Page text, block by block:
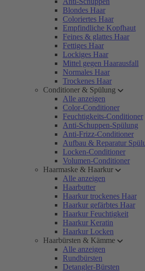
Blondes Haar
Coloriertes Haar
Empfindliche Kopfhaut
Feines & glattes Haar
Fettiges Haar
Lockiges Haar
Mittel gegen Haarausfall
Normales Haar
Trockenes Haar
Conditioner & Spülung
Alle anzeigen
Color-Conditioner
Feuchtigkeits-Conditioner
Anti-Schuppen-Spülung
Anti-Frizz-Conditioner
Aufbau & Reparatur
Locken-Conditioner
Volumen-Conditioner
Haarmaske & Haarkur
Alle anzeigen
Haarbutter
Haarkur trockenes Haar
Haarkur gefärbtes Haar
Haarkur Feuchtigkeit
Haarkur Keratin
Haarkur Locken
Haarbürsten & Kämme
Alle anzeigen
Rundbürsten
Detangler-Bürsten